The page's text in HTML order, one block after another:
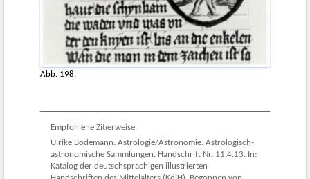
Abb. 198.
Empfohlene Zitierweise
Ulrike Bodemann: Astrologie/Astronomie. Astrologisch-
astronomische Sammlungen. Handschrift Nr. 11.4.13. In:
Katalog der deutschsprachigen illustrierten